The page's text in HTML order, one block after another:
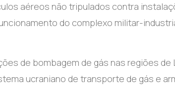
aéreos não tripulados contra
do complexo militar-
de bombagem de gás nas regiões de
ucraniano de transporte de gás e